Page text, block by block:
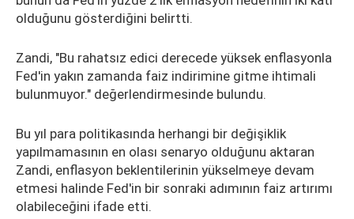
olduğunu gösterdiğini belirtti.
Zandi, "Bu rahatsız edici derecede yüksek enflasyonla
Fed'in yakın zamanda faiz indirimine gitme ihtimali
bulunmuyor." değerlendirmesinde bulundu.
Bu yıl para politikasında herhangi bir değişiklik
yapılmamasının en olası senaryo olduğunu aktaran
Zandi, enflasyon beklentilerinin yükselmeye devam
etmesi halinde Fed'in bir sonraki adımının faiz artırımı
olabileceğini ifade etti.